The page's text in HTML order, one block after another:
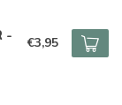
- €3,95